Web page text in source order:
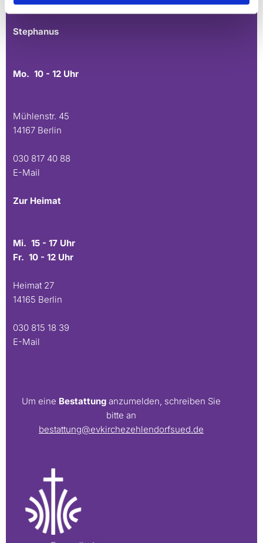
E-Mail
Stephanus
Mo. 10 - 12 Uhr
Mühlenstr. 45
14167 Berlin
030 817 40 88
E-Mail
Zur Heimat
Mi. 15 - 17 Uhr
Fr. 10 - 12 Uhr
Heimat 27
14165 Berlin
030 815 18 39
E-Mail
Um eine Bestattung anzumelden, schreiben Sie
bitte an
bestattung@evkirchezehlendorfsued.de